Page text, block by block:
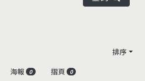
排序
海報 0 摺頁 0